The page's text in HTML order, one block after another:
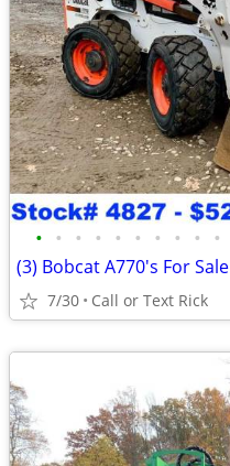
• • • • • • • • • •
(3) Bobcat A770's For Sale
7/30 Call or Text Rick